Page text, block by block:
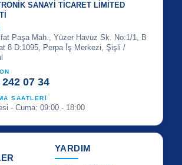
SANAYİ TİCARET LİMİTED
Paşa Mah., Yüzer Havuz Sk. No:1/1, B
8 D:1095, Perpa İş Merkezi, Şişli /
07 34
SAATLERİ
- Cuma: 09:00 - 18:00
YARDIM